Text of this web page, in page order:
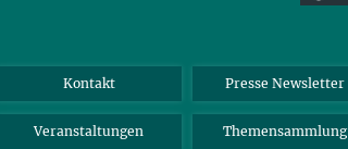
Kontakt Presse Newsletter
Veranstaltungen Themensammlung